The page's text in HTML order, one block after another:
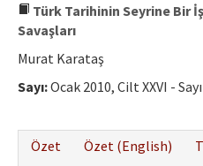
Türk Tarihinin Seyrine Bir
Savaşları
Murat Karataş
Sayı:Ocak 2010, Cilt XXVI -
Özet
Özet (English)